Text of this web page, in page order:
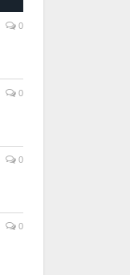
0
0
0
0